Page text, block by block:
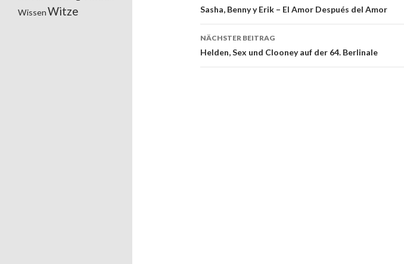
Beitragsnavigation
Sasha, Benny y Erik – El Amor Después del Amor
NÄCHSTER BEITRAG
Helden, Sex und Clooney auf der 64. Berlinale
WissenWitze